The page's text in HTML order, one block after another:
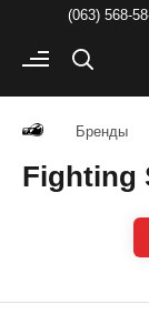
(063) 568-
Бренды
Fighting